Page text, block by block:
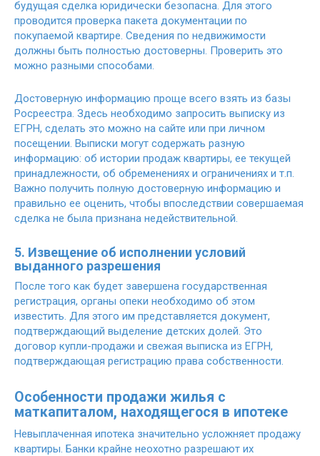
будущая сделка юридически безопасна. Для этого
проводится проверка пакета документации по
покупаемой квартире. Сведения по недвижимости
должны быть полностью достоверны. Проверить это
можно разными способами.
Достоверную информацию проще всего взять из базы
Росреестра. Здесь необходимо запросить выписку из
ЕГРН, сделать это можно на сайте или при личном
посещении. Выписки могут содержать разную
информацию: об истории продаж квартиры, ее текущей
принадлежности, об обременениях и ограничениях и т.п.
Важно получить полную достоверную информацию и
правильно ее оценить, чтобы впоследствии совершаемая
сделка не была признана недействительной.
5. Извещение об исполнении условий
выданного разрешения
После того как будет завершена государственная
регистрация, органы опеки необходимо об этом
известить. Для этого им представляется документ,
подтверждающий выделение детских долей. Это
договор купли-продажи и свежая выписка из ЕГРН,
подтверждающая регистрацию права собственности.
Особенности продажи жилья с
маткапиталом, находящегося в ипотеке
Невыплаченная ипотека значительно усложняет продажу
квартиры. Банки крайне неохотно разрешают их